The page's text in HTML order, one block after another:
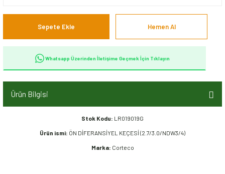
Sepete Ekle Hemen Al
Whatsapp Üzerinden İletişime Geçmek İçin Tıklayın
Ürün Bilgisi
Stok Kodu: LR019019G
Ürün ismi: ÖN DİFERANSİYEL KEÇESİ (2.7/3.0/NDW3/4)
Marka: Corteco